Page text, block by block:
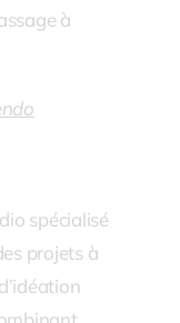
à
spécialisé
projets à